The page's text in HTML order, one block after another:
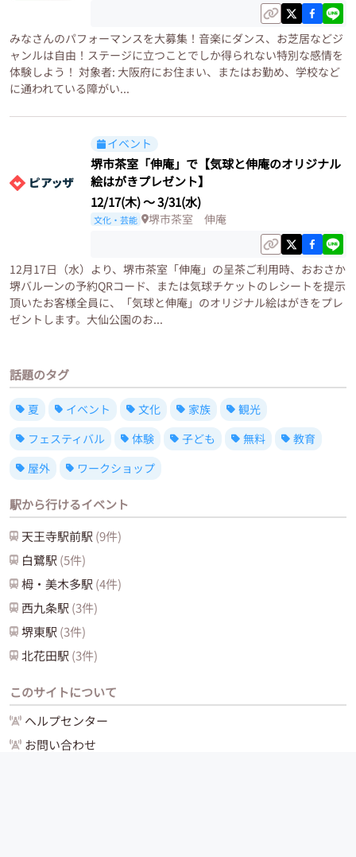
みなさんのパフォーマンスを大募集！音楽にダンス、お芝居などジ
ャンルは自由！ステージに立つことでしか得られない特別な感情を
体験しよう！ 対象者: 大阪府にお住まい、またはお勤め、学校など
に通われている障がい...
イベント
堺市茶室「伸庵」で【気球と伸庵のオリジナル
絵はがきプレゼント】
12/17(木)〜3/31(水)
文化・芸能 堺市茶室 伸庵
12月17日（水）より、堺市茶室「伸庵」の呈茶ご利用時、おおさか
堺バルーンの予約QRコード、または気球チケットのレシートを提示
頂いたお客様全員に、「気球と伸庵」のオリジナル絵はがきをプレ
ゼントします。大仙公園のお...
話題のタグ
夏 イベント 文化 家族
観光
フェスティバル
体験 子ども 無料
教育
屋外
ワークショップ
駅から行けるイベント
天王寺駅前駅 (9件)
白鷺駅 (5件)
栂・美木多駅 (4件)
西九条駅 (3件)
堺東駅 (3件)
北花田駅 (3件)
このサイトについて
ヘルプセンター
お問い合わせ